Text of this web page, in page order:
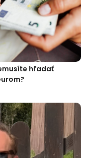
hľadať